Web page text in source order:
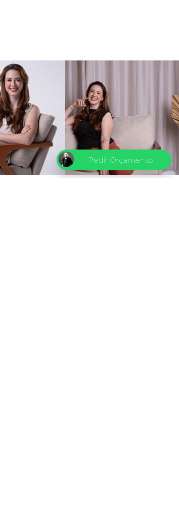
Pedir Orçamento